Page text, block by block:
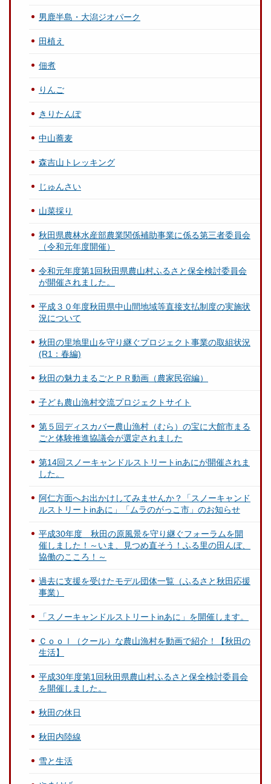
男鹿半島・大潟ジオパーク
田植え
佃煮
りんご
きりたんぽ
中山蕎麦
森吉山トレッキング
じゅんさい
山菜採り
秋田県農林水産部農業関係補助事業に係る第三者委員会
（令和元年度開催）
令和元年度第1回秋田県農山村ふるさと保全検討委員会
が開催されました。
平成３０年度秋田県中山間地域等直接支払制度の実施状
況について
秋田の里地里山を守り継ぐプロジェクト事業の取組状況
(R1：春編)
秋田の魅力まるごとＰＲ動画（農家民宿編）
子ども農山漁村交流プロジェクトサイト
第５回ディスカバー農山漁村（むら）の宝に大館市まる
ごと体験推進協議会が選定されました
第14回スノーキャンドルストリートinあにが開催されま
した。
阿仁方面へお出かけしてみませんか？「スノーキャンド
ルストリートinあに」「ムラのがっこ市」のお知らせ
平成30年度 秋田の原風景を守り継ぐフォーラムを開
催しました！～いま、見つめ直そう！ふる里の田んぼ、
協働のこころ！～
過去に支援を受けたモデル団体一覧（ふるさと秋田応援
事業）
「スノーキャンドルストリートinあに」を開催します。
Ｃｏｏｌ（クール）な農山漁村を動画で紹介！【秋田の
生活】
平成30年度第1回秋田県農山村ふるさと保全検討委員会
を開催しました。
秋田の休日
秋田内陸線
雪と生活